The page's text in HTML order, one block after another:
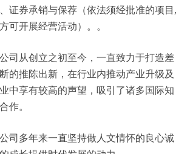
证券承销与保荐（依法须经批准的项目,
可开展经营活动）。。
司从创立之初至今，一直致力于打造差
的推陈出新，在行业内推动产业升级及
中享有较高的声望，吸引了诸多国际知
作。
司多年来一直坚持做人文情怀的良心诚